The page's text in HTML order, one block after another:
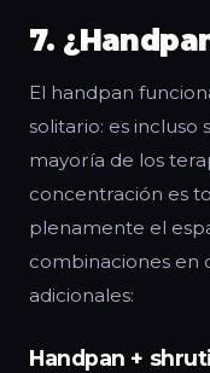
7.
El handpan
solitario: es incluso
mayoría de los
concentración es
plenamente el
combinaciones en
adicionales:
Handpan +